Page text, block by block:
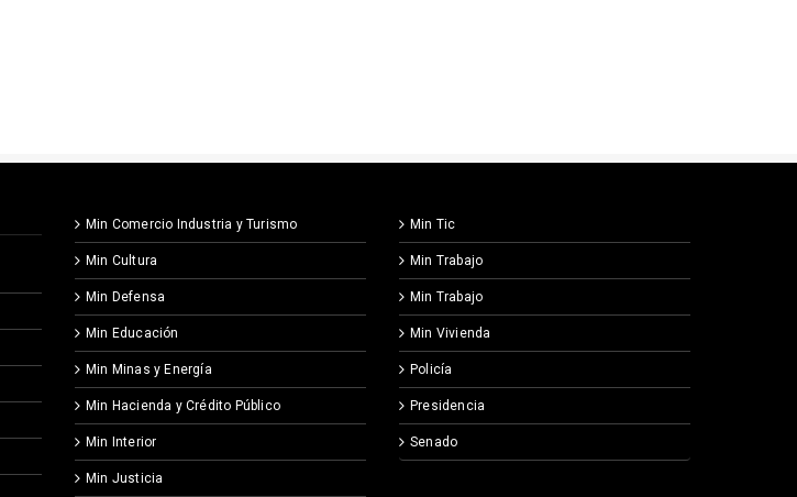
Min Comercio Industria y Turismo
Min Cultura
Min Defensa
Min Educación
Min Minas y Energía
Min Hacienda y Crédito Público
Min Interior
Min Justicia
Min Tic
Min Trabajo
Min Trabajo
Min Vivienda
Policía
Presidencia
Senado